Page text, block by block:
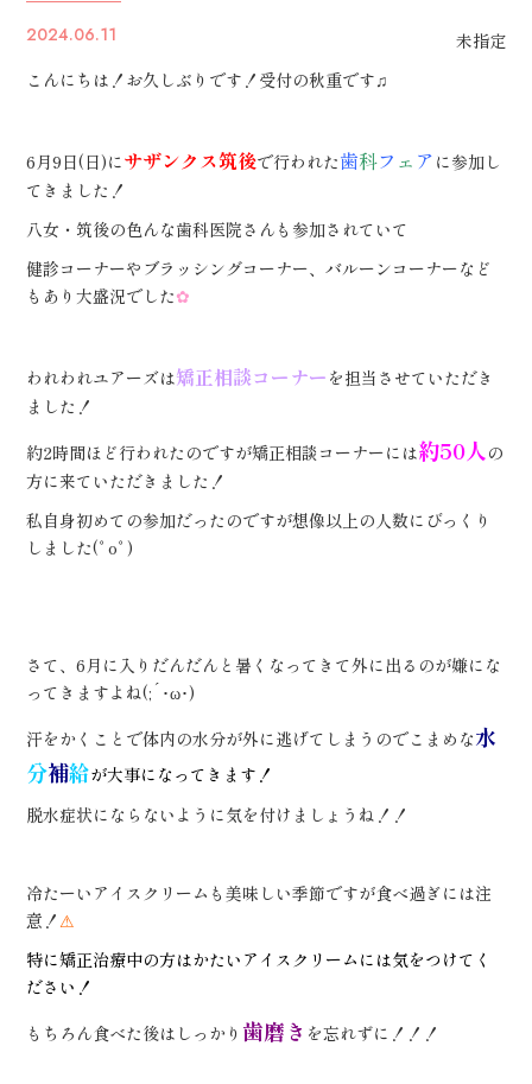
2024.06.11
未指定
こんにちは！お久しぶりです！受付の秋重です♫
6月9日(日)にサザンクス筑後で行われた歯科フ ェ ア に参加し
てきました！
八女・筑後の色んな歯科医院さんも参加されていて
健診コーナーやブラッシングコーナー、バルーンコーナーなど
もあり大盛況でした✿
われわれユアーズは矯正相談コーナー を担当させていただき
ました！
約2時間ほど行われたのですが矯正相談コーナーには約50人の
方に来ていただきました！
私自身初めての参加だったのですが想像以上の人数にびっくり
しました( ゜ o ゜ )
さて、6月に入りだんだんと暑くなってきて外に出るのが嫌にな
ってきますよね(;´･ω･)
汗をかくことで体内の水分が外に逃げてしまうのでこまめな水
分補給が大事になってきます！
脱水症状にならないように気を付けましょうね！！
冷たーいアイスクリームも美味しい季節ですが食べ過ぎには注
意！⚠
特に矯正治療中の方はかたいアイスクリームには気をつけてく
ださい！
もちろん食べた後はしっかり 歯磨き を忘れずに！！！